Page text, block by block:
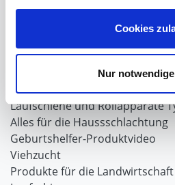
Cookies
Nur
Schiebetor selbst bauen
Laufschiene und Rollapparate
Laufschiene und Rollapparate
Laufschiene und Rollapparate
Laufschiene und Rollapparate
Alles für die Haussschlachtung
Geburtshelfer-Produktvideo
Viehzucht
Produkte für die Landwirtschaft